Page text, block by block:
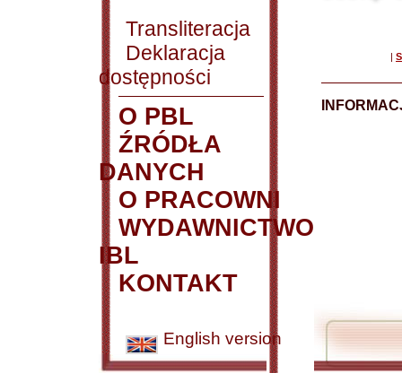
Transliteracja
Deklaracja
dostępności
O PBL
ŹRÓDŁA
DANYCH
O PRACOWNI
WYDAWNICTWO
IBL
KONTAKT
English version
|